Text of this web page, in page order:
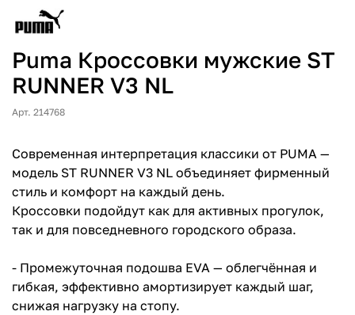
Puma Кроссовки мужские ST
RUNNER V3 NL
Арт. 214768
Современная интерпретация классики от PUMA —
модель ST RUNNER V3 NL объединяет фирменный
стиль и комфорт на каждый день.
Кроссовки подойдут как для активных прогулок,
так и для повседневного городского образа.
- Промежуточная подошва EVA — облегчённая и
гибкая, эффективно амортизирует каждый шаг,
снижая нагрузку на стопу.